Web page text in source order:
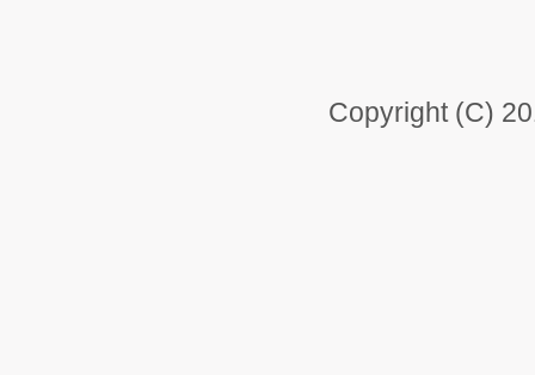
Copyright (C)